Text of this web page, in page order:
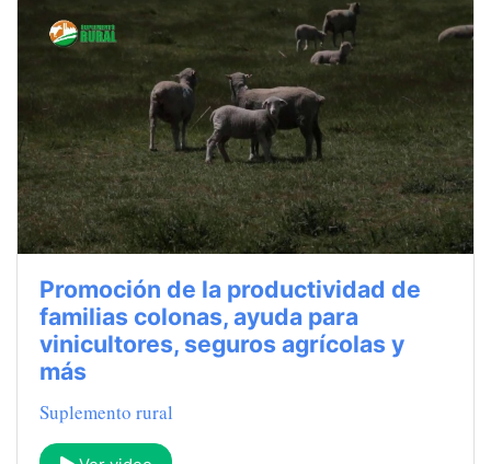
Promoción de la productividad de
familias colonas, ayuda para
vinicultores, seguros agrícolas y
más
Suplemento rural